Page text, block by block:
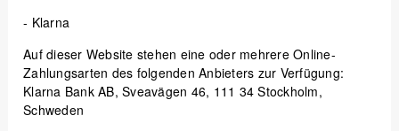
- Klarna
Auf dieser Website stehen eine oder mehrere Online-
Zahlungsarten des folgenden Anbieters zur Verfügung:
Klarna Bank AB, Sveavägen 46, 111 34 Stockholm,
Schweden